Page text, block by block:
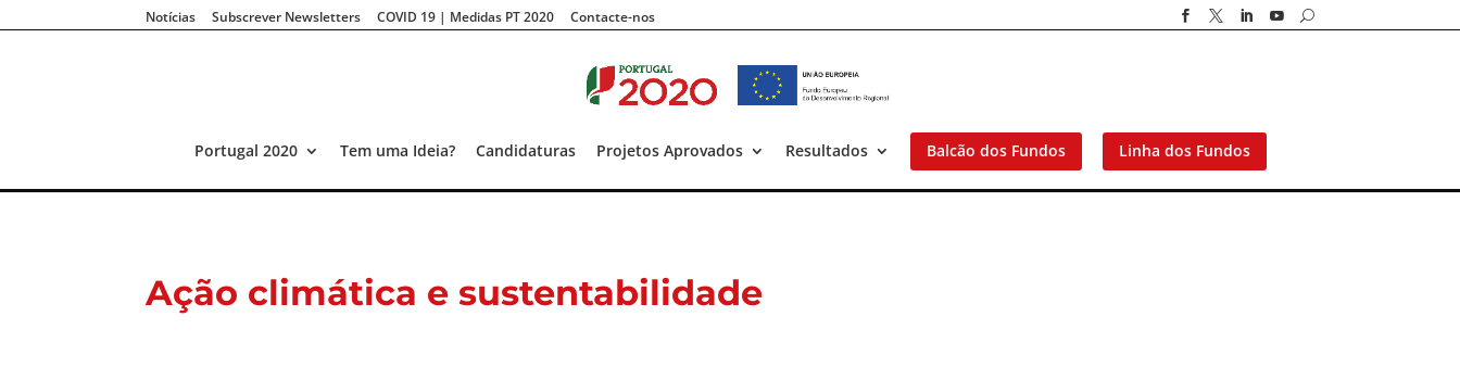
Notícias Subscrever Newsletters COVID 19 | Medidas PT 2020 Contacte-nos     U
Portugal 2020 Tem uma Ideia? Candidaturas Projetos Aprovados Resultados Balcão dos Fundos Linha dos Fundos
Ação climática e sustentabilidade